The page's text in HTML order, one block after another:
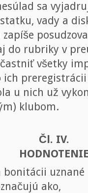
sa
vady a
do rubriky v
všetky
preregistrácii
u nich už
klubom.
Čl. IV.
bonitácii
ako,